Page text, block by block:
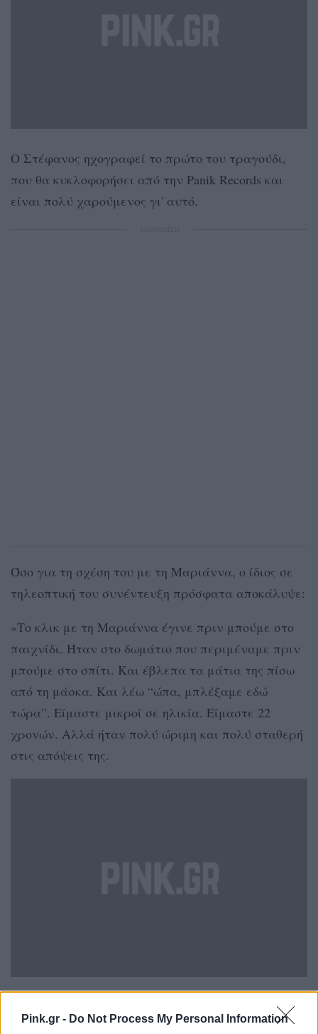
Pink.gr - Do Not Process My Personal Information
Ο Στέφανος ηχογραφεί το πρώτο του τραγούδι,
που θα κυκλοφορήσει από την Panik Records και
είναι πολύ χαρούμενος γι' αυτό.
Όσο για τη σχέση του με τη Μαριάννα, ο ίδιος σε
τηλεοπτική του συνέντευξη πρόσφατα αποκάλυψε:
«Το κλικ με τη Μαριάννα έγινε πριν μπούμε στο
παιχνίδι. Ήταν στο δωμάτιο που περιμέναμε πριν
μπούμε στο σπίτι. Και έβλεπα τα μάτια της πίσω
από τη μάσκα. Και λέω “ώπα, μπλέξαμε εδώ
τώρα”. Είμαστε μικροί σε ηλικία. Είμαστε 22
χρονών. Αλλά ήταν πολύ ώριμη και πολύ σταθερή
στις απόψεις της.